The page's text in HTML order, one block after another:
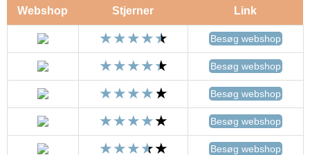
Webshop Stjerner Link
Besøg webshop
Besøg webshop
Besøg webshop
Besøg webshop
Besøg webshop